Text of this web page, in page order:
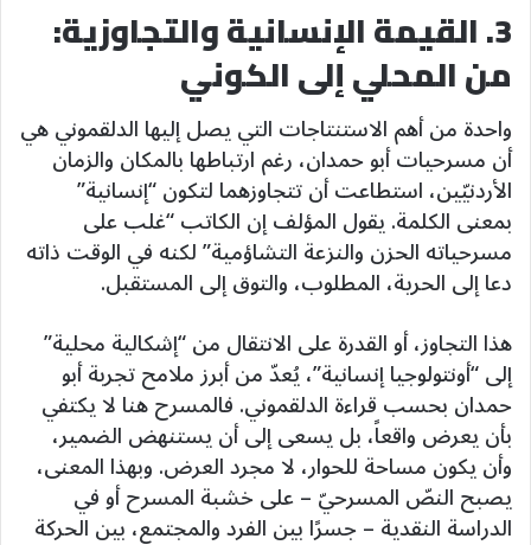
3. القيمة الإنسانية والتجاوزية:
من المحلي إلى الكوني
واحدة من أهم الاستنتاجات التي يصل إليها الدلقموني هي
أن مسرحيات أبو حمدان، رغم ارتباطها بالمكان والزمان
الأردنيّين، استطاعت أن تتجاوزهما لتكون “إنسانية”
بمعنى الكلمة. يقول المؤلف إن الكاتب “غلب على
مسرحياته الحزن والنزعة التشاؤمية” لكنه في الوقت ذاته
دعا إلى الحرية، المطلوب، والتوق إلى المستقبل.
هذا التجاوز، أو القدرة على الانتقال من “إشكالية محلية”
إلى “أونتولوجيا إنسانية”، يُعدّ من أبرز ملامح تجربة أبو
حمدان بحسب قراءة الدلقموني. فالمسرح هنا لا يكتفي
بأن يعرض واقعاً، بل يسعى إلى أن يستنهض الضمير،
وأن يكون مساحة للحوار، لا مجرد العرض. وبهذا المعنى،
يصبح النصّ المسرحيّ – على خشبة المسرح أو في
الدراسة النقدية – جسرًا بين الفرد والمجتمع، بين الحركة